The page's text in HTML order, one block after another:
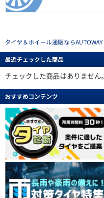
タイヤ＆ホイール通販ならAUTOWAY
最近チェックした商品
チェックした商品はありません。
おすすめコンテンツ